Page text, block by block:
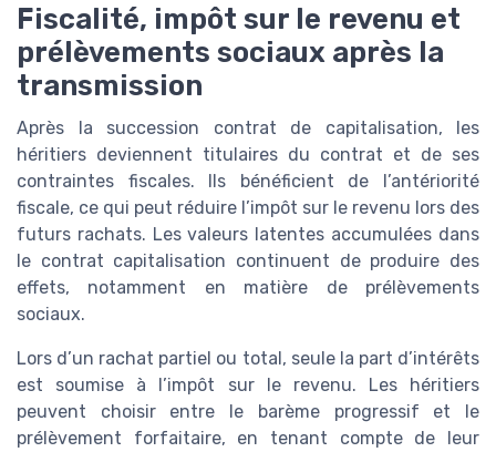
Fiscalité, impôt sur le revenu et
prélèvements sociaux après la
transmission
Après la succession contrat de capitalisation, les
héritiers deviennent titulaires du contrat et de ses
contraintes fiscales. Ils bénéficient de l’antériorité
fiscale, ce qui peut réduire l’impôt sur le revenu lors des
futurs rachats. Les valeurs latentes accumulées dans
le contrat capitalisation continuent de produire des
effets, notamment en matière de prélèvements
sociaux.
Lors d’un rachat partiel ou total, seule la part d’intérêts
est soumise à l’impôt sur le revenu. Les héritiers
peuvent choisir entre le barème progressif et le
prélèvement forfaitaire, en tenant compte de leur